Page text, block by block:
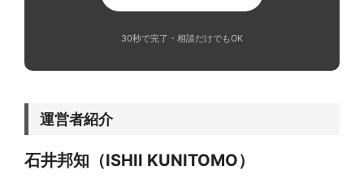
30秒で完了・相談だけでもOK
運営者紹介
石井邦知（ISHII KUNITOMO）